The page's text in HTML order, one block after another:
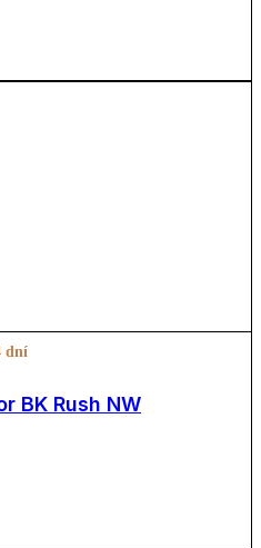
dní
BK Rush NW